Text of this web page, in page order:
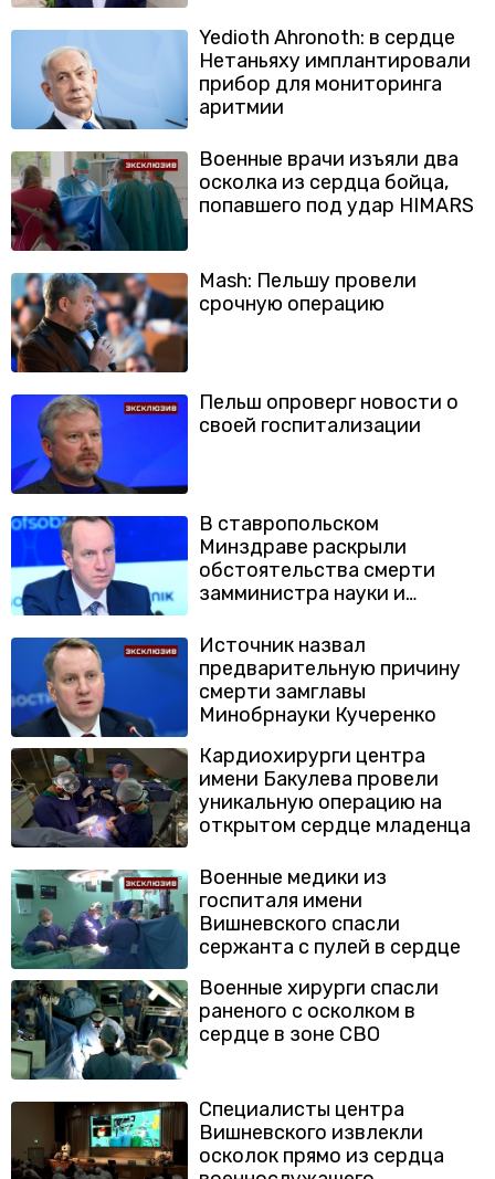
Yedioth Ahronoth: в сердце
Нетаньяху имплантировали
прибор для мониторинга
аритмии
Военные врачи изъяли два
осколка из сердца бойца,
попавшего под удар HIMARS
Mash: Пельшу провели
срочную операцию
Пельш опроверг новости о
своей госпитализации
В ставропольском
Минздраве раскрыли
обстоятельства смерти
замминистра науки и
Кучеренко
Источник назвал
предварительную причину
смерти замглавы
Минобрнауки Кучеренко
Кардиохирурги центра
имени Бакулева провели
уникальную операцию на
открытом сердце младенца
Военные медики из
госпиталя имени
Вишневского спасли
сержанта с пулей в сердце
Военные хирурги спасли
раненого с осколком в
сердце в зоне СВО
Специалисты центра
Вишневского извлекли
осколок прямо из сердца